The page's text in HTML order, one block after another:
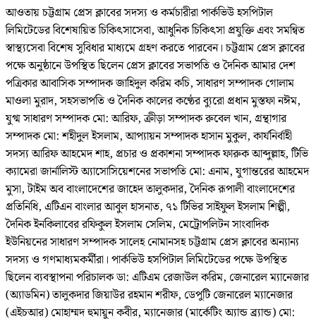
আওতায় চট্টগ্রাম প্রেস ক্লাবের সদস্য ও কর্মচারীরা পার্কভিউ হসপিটাল
লিমিটেডের বিশেষায়িত চিকিৎসাসেবা, আধুনিক চিকিৎসা প্রযুক্তি এবং সমন্বিত
স্বাস্থ্যসেবা বিশেষ সুবিধার মাধ্যমে গ্রহণ করতে পারবেন। চট্টগ্রাম প্রেস ক্লাবের
পক্ষে অনুষ্ঠানে উপস্থিত ছিলেন প্রেস ক্লাবের সভাপতি ও দৈনিক আমার দেশ
পত্রিকার আবাসিক সম্পাদক জাহিদুল করিম কচি, সাধারণ সম্পাদক গোলাম
মাওলা মুরাদ, সহসভাপতি ও দৈনিক কালের কণ্ঠের ব্যুরো প্রধান মুস্তফা নঈম,
যুগ্ম সাধারণ সম্পাদক মো: আরিফ, ক্রীড়া সম্পাদক রুবেল খান, গ্রন্থাগার
সম্পাদক মো: শহীদুল ইসলাম, আপ্যায়ন সম্পাদক হাসান মুকুল, কার্যনির্বাহী
সদস্য আরিফ আহমেদ শাহ, প্রচার ও প্রকাশনা সম্পাদক ফারুক আব্দুল্লাহ, টিভি
ক্যামেরা জার্নালিস্ট অ্যাসোসিয়েশনের সভাপতি মো: এনাম, যুগান্তরের আহমেদ
মুসা, টাইম অব বাংলাদেশের জাহেদ তালুকদার, দৈনিক রূপালী বাংলাদেশের
প্রতিনিধি, এটিএন বাংলার আবুল হাসনাত, ৭১ টিভির সাইফুল ইসলাম শিল্পী,
দৈনিক ইনকিলাবের রফিকুল ইসলাম সেলিম, মেট্রোপলিটন সাংবাদিক
ইউনিয়নের সাধারণ সম্পাদক সালেহ নোমানসহ চট্টগ্রাম প্রেস ক্লাবের অন্যান্য
সদস্য ও গণমাধ্যমকর্মীরা। পার্কভিউ হসপিটাল লিমিটেডের পক্ষে উপস্থিত
ছিলেন ব্যবস্থাপনা পরিচালক ডা: এটিএম রেজাউল করিম, জেনারেল ম্যানেজার
(অ্যাডমিন) তালুকদার জিয়াউর রহমান শরীফ, ডেপুটি জেনারেল ম্যানেজার
(এইচআর) মোহাম্মদ হুমায়ুন কবীর, ম্যানেজার (মার্কেটিং অ্যান্ড ব্র্যান্ড) মো: